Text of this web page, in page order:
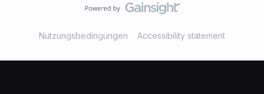
Nutzungsbedingungen Accessibility statement